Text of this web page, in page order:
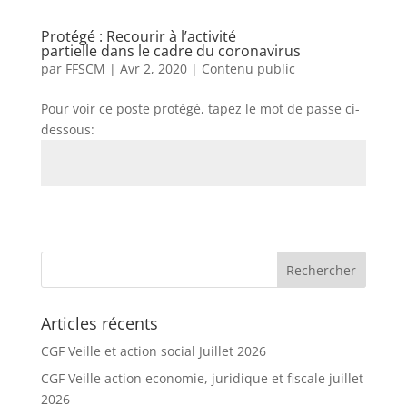
Protégé : Recourir à l’activité
partielle dans le cadre du coronavirus
par FFSCM | Avr 2, 2020| Contenu public
Pour voir ce poste protégé, tapez le mot de passe ci-
dessous:
Articles récents
CGF Veille et action social Juillet 2026
CGF Veille action economie, juridique et fiscale juillet
2026